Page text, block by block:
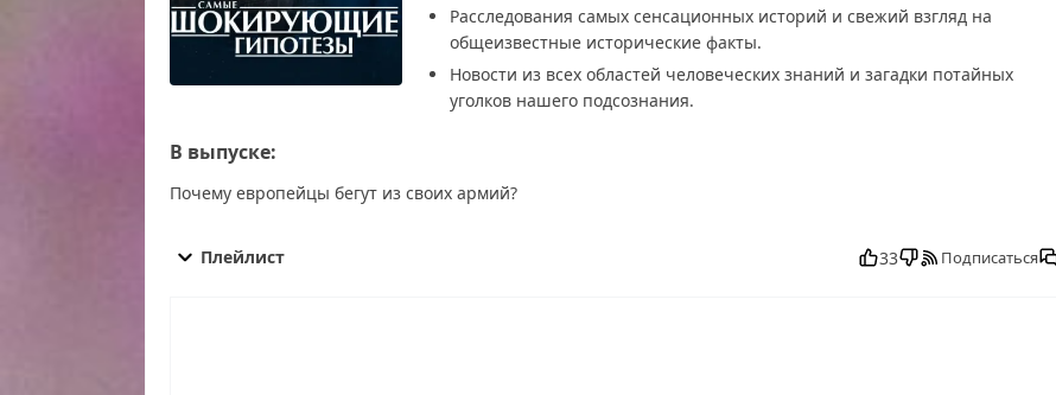
Расследования самых сенсационных историй и свежий взгляд на
общеизвестные исторические факты.
Новости из всех областей человеческих знаний и загадки потайных
уголков нашего подсознания.
В выпуске:
Почему европейцы бегут из своих армий?
27.10.2025 смотреть онлайн, Самые шокирующие гипотезы от 27.10.2025 последний выпуск, смотреть Самые
Плейлист 33 Подписаться